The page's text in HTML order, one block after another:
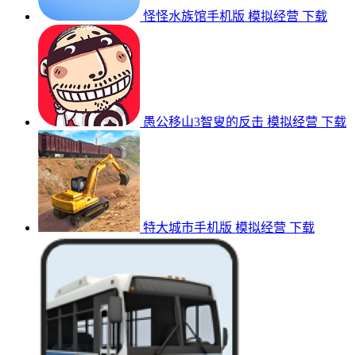
怪怪水族馆手机版 模拟经营 下载
愚公移山3智叟的反击 模拟经营 下载
特大城市手机版 模拟经营 下载